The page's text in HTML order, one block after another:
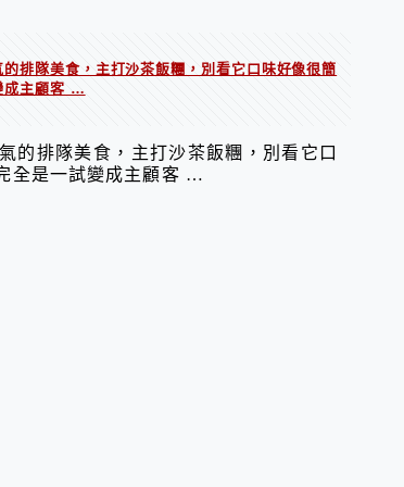
排隊美食，主打沙茶飯糰，別看它口味好像很簡
成主顧客 …
的排隊美食，主打沙茶飯糰，別看它口
全是一試變成主顧客 …